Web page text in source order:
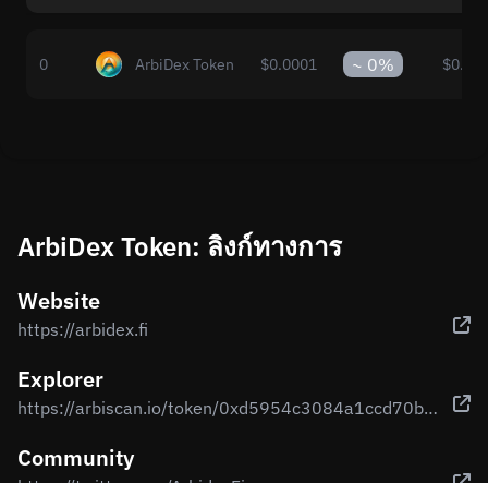
0 ArbiDex Token $0.0001 ~ 0% $0.00
ArbiDex Token: ลิงก์ทางการ
Website
https://arbidex.fi
Explorer
https://arbiscan.io/token/0xd5954c3084a1ccd70b4da011e67760b8e78aee84
Community